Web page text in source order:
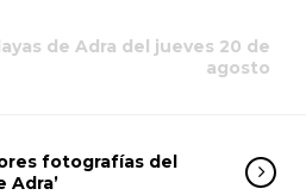
de Adra del jueves 20 de
agosto
fotografías del
Adra’